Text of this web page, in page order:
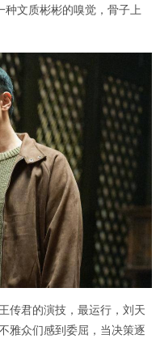
种文质彬彬的嗅觉，骨子上
传君的演技，最运行，刘天
雅众们感到委屈，当决策逐